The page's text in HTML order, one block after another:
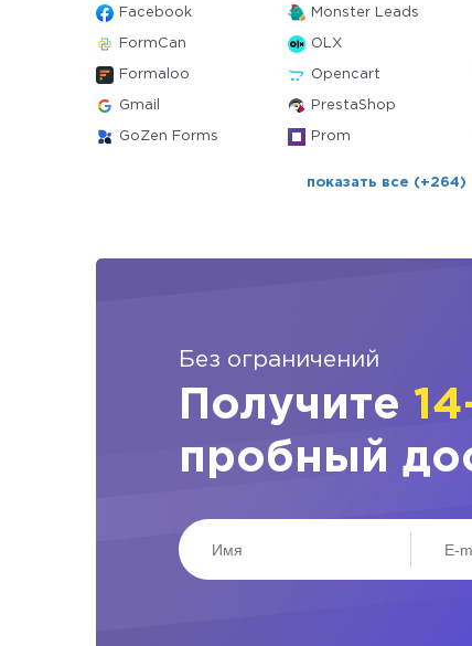
Facebook Monster Leads
FormCan OLX
Formaloo Opencart
Gmail PrestaShop
GoZen Forms Prom
показать все (+264)
Без ограничений
Получите
пробный